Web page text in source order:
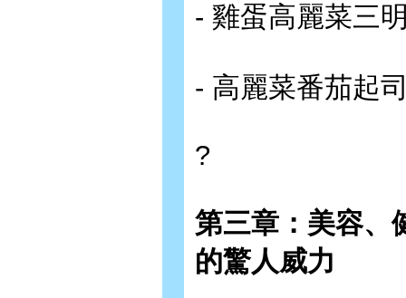
- 雞蛋高麗菜三
- 高麗菜番茄起
?
第三章：美容、
的驚人威力